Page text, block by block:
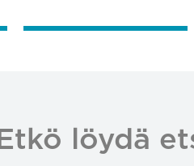
Etkö löydä